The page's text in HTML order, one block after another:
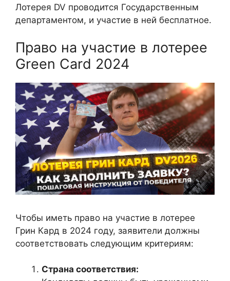
Лотерея DV проводится Государственным
департаментом, и участие в ней бесплатное.
Право на участие в лотерее
Green Card 2024
Чтобы иметь право на участие в лотерее
Грин Кард в 2024 году, заявители должны
соответствовать следующим критериям:
Страна соответствия: